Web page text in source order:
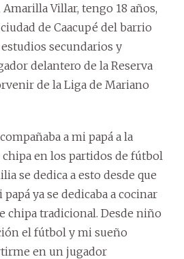
Villar, tengo 18 años,
de Caacupé del barrio
secundarios y
delantero de la Reserva
de la Liga de Mariano
a mi papá a la
chipa en los partidos de fútbol
se dedica a esto desde que
ya se dedicaba a cocinar
chipa tradicional. Desde niño
el fútbol y mi sueño
en un jugador